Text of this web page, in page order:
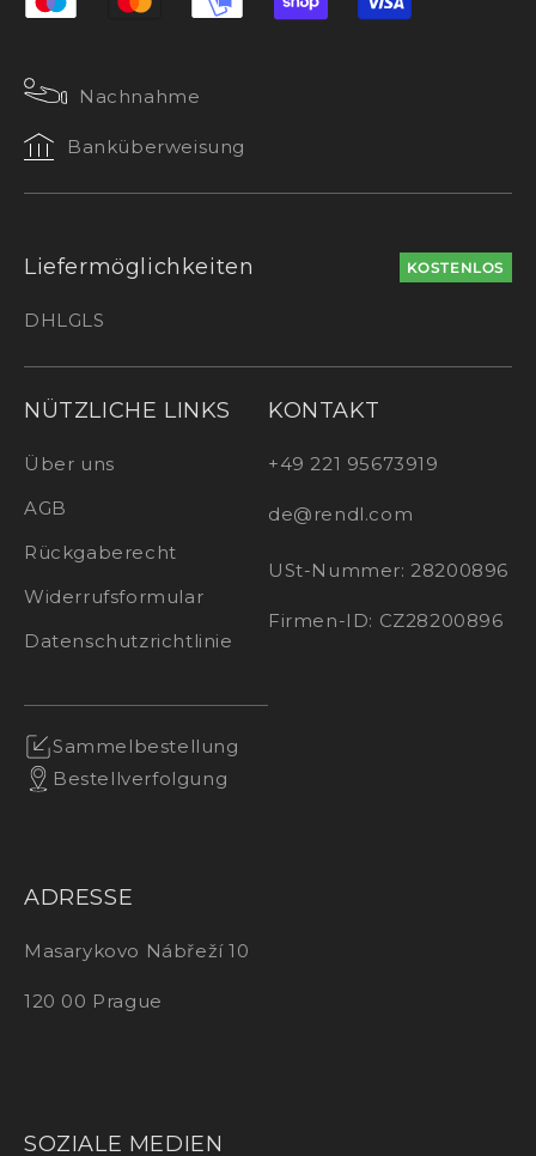
Nachnahme
Banküberweisung
Liefermöglichkeiten KOSTENLOS
DHLGLS
NÜTZLICHE LINKS
Über uns
AGB
Rückgaberecht
Widerrufsformular
Datenschutzrichtlinie
Sammelbestellung
Bestellverfolgung
KONTAKT
+49 221 95673919
de@rendl.com
USt-Nummer: 28200896
Firmen-ID: CZ28200896
ADRESSE
Masarykovo Nábřeží 10
120 00 Prague
SOZIALE MEDIEN